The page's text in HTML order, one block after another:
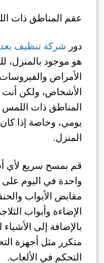
عقم المناطق ذات
دور شركة تنظيف بعد
هو موجود بالمنزل،
الأمراض
الأشخاص، ولكن أنت
المناطق ذات اللمس
يومي، وخاصة إذا
المنزل.
قم بمسح سريع لأي
واحدة في اليوم على
مقابض الأبواب
الإضاءة وأبواب
بالإضافة إلى
متكرر مثل أجهزة
التحكم في الألعاب.